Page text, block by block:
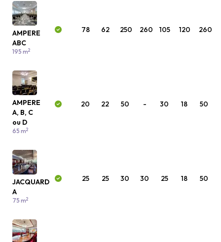
AMPERE
ABC
195 m2
78 62 250 260 105 120 260
AMPERE
A, B, C
ou D
65 m2
20 22 50 - 30 18 50
JACQUARD
A
75 m2
25 25 30 30 25 18 50